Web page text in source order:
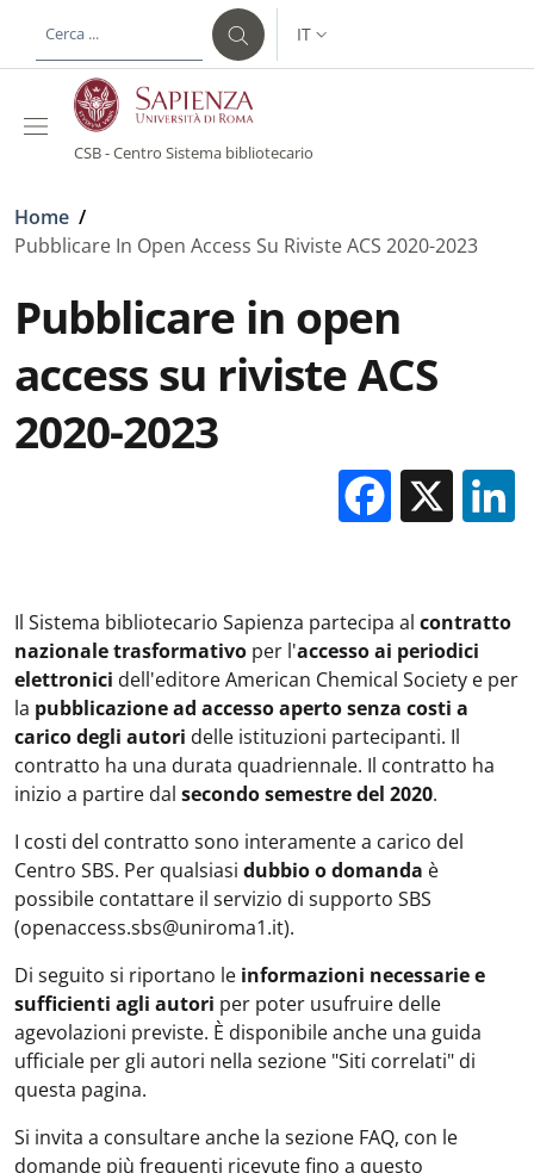
al contenuto principale
SELETTORE LINGUA:
IT
CSB - Centro Sistema bibliotecario
Briciole di pane
Home /
Pubblicare In Open Access Su Riviste ACS 2020-2023
Pubblicare in open
access su riviste ACS
2020-2023
X
Il Sistema bibliotecario Sapienza partecipa al contratto
nazionale trasformativo per l'accesso ai periodici
elettronici dell'editore American Chemical Society e per
la pubblicazione ad accesso aperto senza costi a
carico degli autori delle istituzioni partecipanti. Il
contratto ha una durata quadriennale. Il contratto ha
inizio a partire dal secondo semestre del 2020.
I costi del contratto sono interamente a carico del
Centro SBS. Per qualsiasi dubbio o domanda è
possibile contattare il servizio di supporto SBS
(openaccess.sbs@uniroma1.it).
Di seguito si riportano le informazioni necessarie e
sufficienti agli autori per poter usufruire delle
agevolazioni previste. È disponibile anche una guida
ufficiale per gli autori nella sezione "Siti correlati" di
questa pagina.
Si invita a consultare anche la sezione FAQ, con le
domande più frequenti ricevute fino a questo